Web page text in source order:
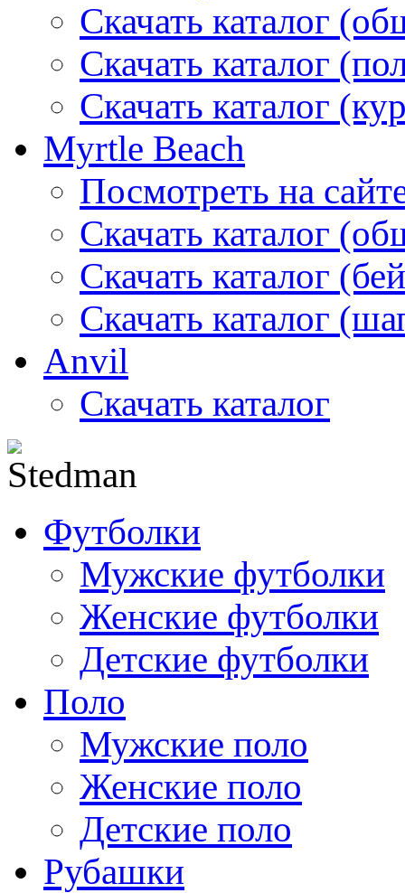
Скачать каталог
Скачать каталог
Скачать каталог
Myrtle Beach
Посмотреть на
Скачать каталог
Скачать каталог
Скачать каталог
Anvil
Скачать каталог
Футболки
Мужские футболки
Женские футболки
Детские футболки
Поло
Мужские поло
Женские поло
Детские поло
Рубашки